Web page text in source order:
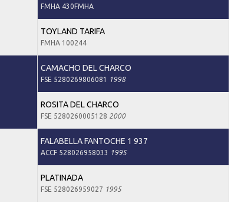
FMHA 430FMHA
TOYLAND TARIFA
FMHA 100244
CAMACHO DEL CHARCO
FSE 5280269806081 1998
ROSITA DEL CHARCO
FSE 5280260005128 2000
FALABELLA FANTOCHE 1 937
ACCF 528026958033 1995
PLATINADA
FSE 528026959027 1995